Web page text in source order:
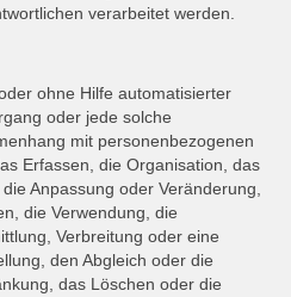
verarbeitet werden.
ohne Hilfe automatisierter
oder jede solche
mit personenbezogenen
Erfassen, die Organisation, das
Anpassung oder Veränderung,
die Verwendung, die
Verbreitung oder eine
den Abgleich oder die
das Löschen oder die